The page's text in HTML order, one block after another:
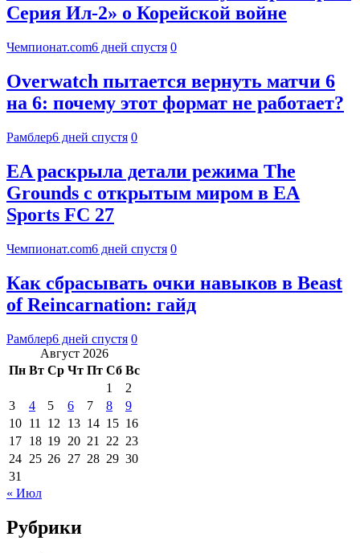
Серия Ил-2» о Корейской войне
Чемпионат.com6 дней спустя 0
Overwatch пытается вернуть матчи 6
на 6: почему этот формат не работает?
Рамблер6 дней спустя 0
EA раскрыла детали режима The
Grounds с открытым миром в EA
Sports FC 27
Чемпионат.com6 дней спустя 0
Как сбрасывать очки навыков в Beast
of Reincarnation: гайд
Рамблер6 дней спустя 0
Август 2026
Пн Вт Ср Чт Пт Сб Вс
1
2
3
4 5 6 7 8
9
10 11 12 13 14 15 16
17 18 19 20 21 22 23
24 25 26 27 28 29 30
31
« Июл
Рубрики